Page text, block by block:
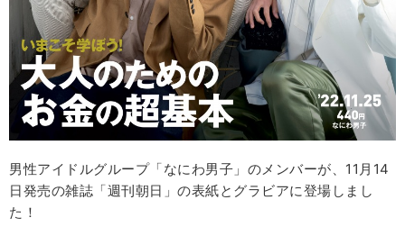
男性アイドルグループ「なにわ男子」のメンバーが、11月14
日発売の雑誌「週刊朝日」の表紙とグラビアに登場しまし
た！